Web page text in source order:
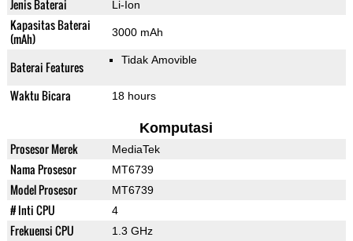
Jenis Baterai Li-Ion
Kapasitas Baterai
(mAh)
3000 mAh
Baterai Features Tidak Amovible
Waktu Bicara 18 hours
Komputasi
Prosesor Merek MediaTek
Nama Prosesor MT6739
Model Prosesor MT6739
# Inti CPU 4
Frekuensi CPU 1.3 GHz